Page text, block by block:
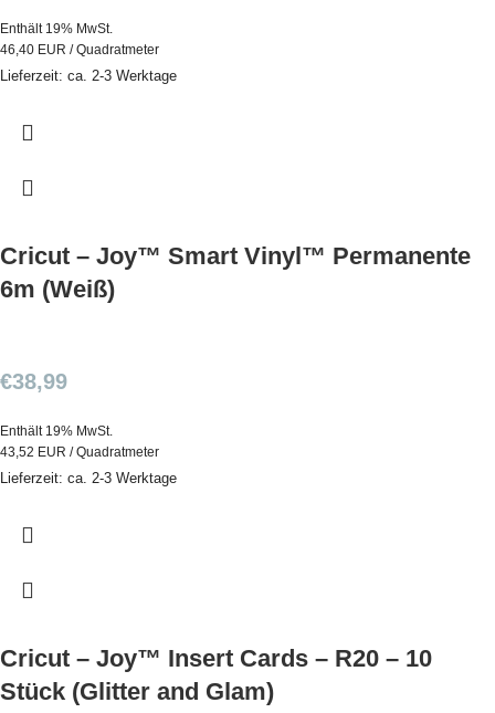
Enthält 19% MwSt.
46,40 EUR / Quadratmeter
Lieferzeit: ca. 2-3 Werktage
Cricut – Joy™ Smart Vinyl™ Permanente
6m (Weiß)
€38,99
Enthält 19% MwSt.
43,52 EUR / Quadratmeter
Lieferzeit: ca. 2-3 Werktage
Cricut – Joy™ Insert Cards – R20 – 10
Stück (Glitter and Glam)